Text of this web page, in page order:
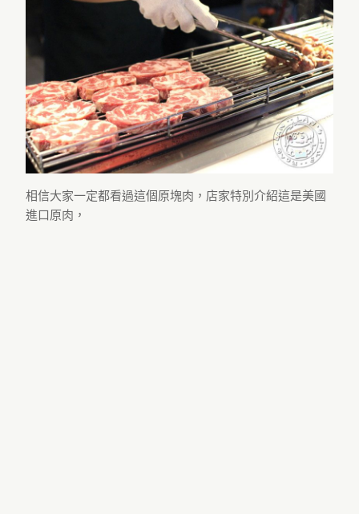
相信大家一定都看過這個原塊肉，店家特別介紹這是美國
進口原肉，